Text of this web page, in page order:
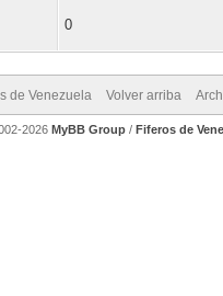
0
de Venezuela Volver arriba
2026 MyBB Group/ Fiferos de